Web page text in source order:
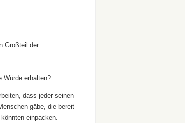
Großteil der
Würde erhalten?
dass jeder seinen
gäbe, die bereit
einpacken.